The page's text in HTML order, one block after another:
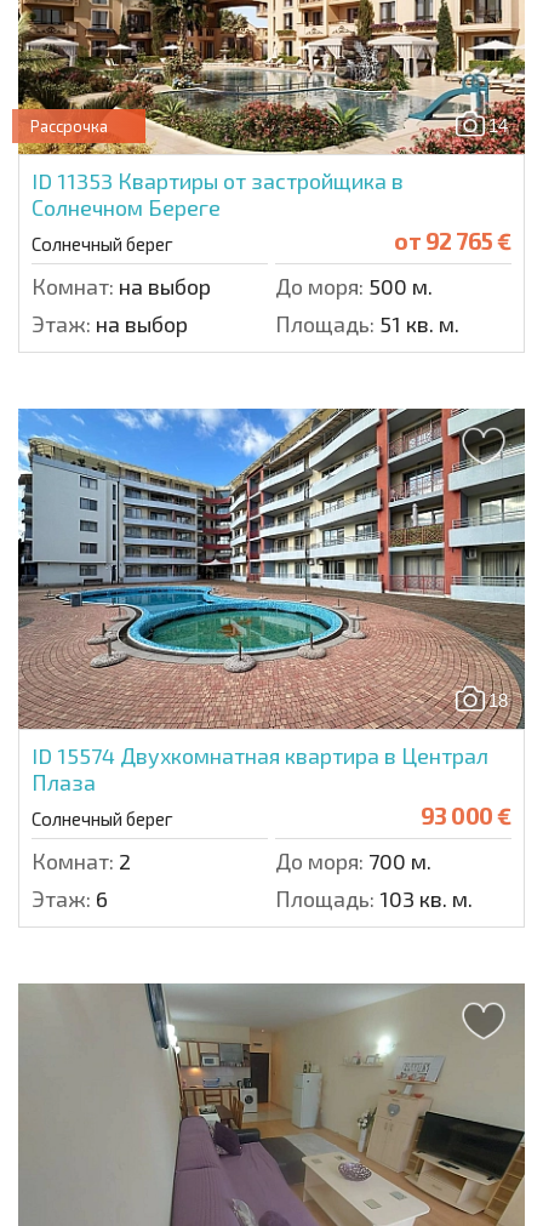
14
Рассрочка
ID 11353 Квартиры от застройщика в
Солнечном Береге
Солнечный берег от 92 765 €
Комнат: на выбор До моря: 500 м.
Этаж: на выбор Площадь: 51 кв. м.
18
ID 15574 Двухкомнатная квартира в Централ
Плаза
Солнечный берег 93 000 €
Комнат: 2 До моря: 700 м.
Этаж: 6 Площадь: 103 кв. м.